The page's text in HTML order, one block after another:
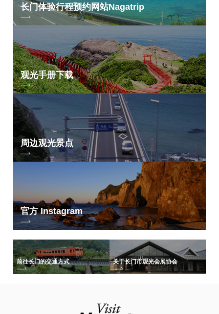
长门体验行程预约网站Nagatrip
观光手册下载
周边观光景点
官方 Instagram
前往长门的交通方式 关于长门市观光会展协会